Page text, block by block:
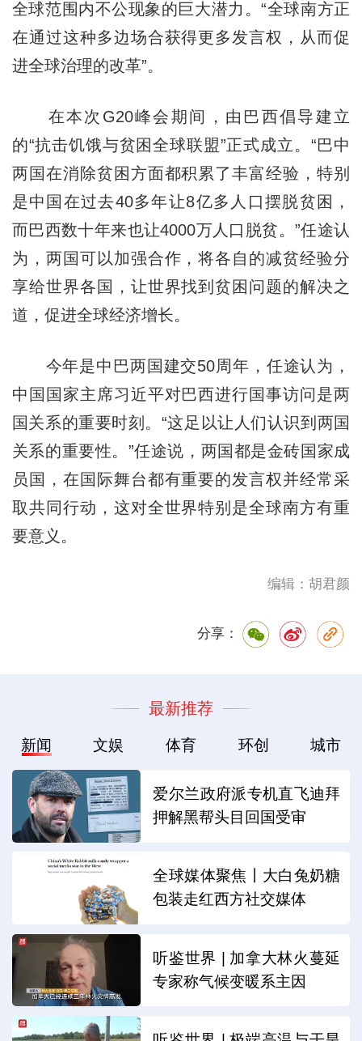
全球范围内不公现象的巨大潜力。“全球南方正
在通过这种多边场合获得更多发言权，从而促
进全球治理的改革”。
在本次G20峰会期间，由巴西倡导建立
的“抗击饥饿与贫困全球联盟”正式成立。“巴中
两国在消除贫困方面都积累了丰富经验，特别
是中国在过去40多年让8亿多人口摆脱贫困，
而巴西数十年来也让4000万人口脱贫。”任途认
为，两国可以加强合作，将各自的减贫经验分
享给世界各国，让世界找到贫困问题的解决之
道，促进全球经济增长。
今年是中巴两国建交50周年，任途认为，
中国国家主席习近平对巴西进行国事访问是两
国关系的重要时刻。“这足以让人们认识到两国
关系的重要性。”任途说，两国都是金砖国家成
员国，在国际舞台都有重要的发言权并经常采
取共同行动，这对全世界特别是全球南方有重
要意义。
编辑：胡君颜
分享：
最新推荐
新闻 文娱 体育 环创 城市
爱尔兰政府派专机直飞迪拜
押解黑帮头目回国受审
全球媒体聚焦丨大白兔奶糖
包装走红西方社交媒体
听鉴世界 | 加拿大林火蔓延
专家称气候变暖系主因